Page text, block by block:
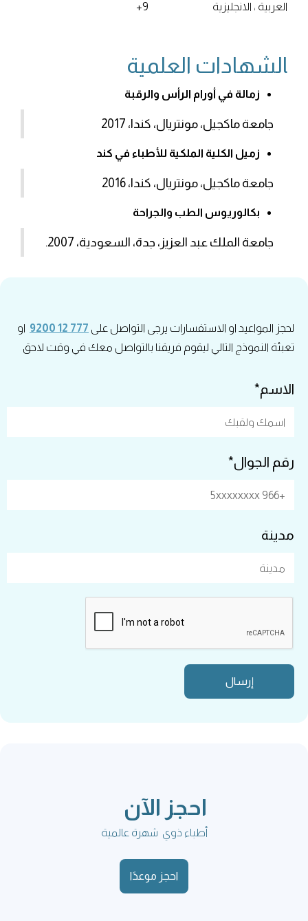
العربية ، الانجليزية
9+
‍الشهادات العلمية
زمالة في أورام الرأس والرقبة
جامعة ماكجيل، مونتريال، كندا، 2017
زميل الكلية الملكية للأطباء في كند
جامعة ماكجيل، مونتريال، كندا، 2016
بكالوريوس الطب والجراحة
جامعة الملك عبد العزيز، جدة، السعودية، 2007.
لحجز المواعيد او الاستفسارات يرجى التواصل على 777 12 9200
او
تعبئة النموذج التالي ليقوم فريقنا بالتواصل معك في وقت لاحق
الاسم*
رقم الجوال*
مدينة
احجز الآن
أطباء ذوي شهرة عالمية
احجز موعدًا